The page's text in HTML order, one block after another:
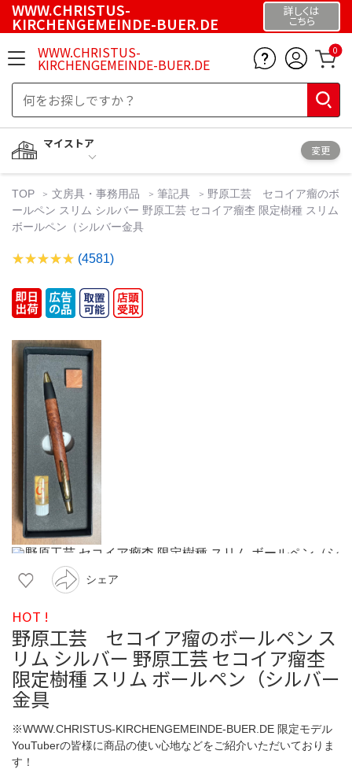
WWW.CHRISTUS-
KIRCHENGEMEINDE-BUER.DE
詳しくは
こちら
WWW.CHRISTUS-
KIRCHENGEMEINDE-BUER.DE
0
マイストア
変更
TOP 文房具・事務用品 筆記具
野原工芸 セコイア瘤のボ
ールペン スリム シルバー 野原工芸 セコイア瘤杢 限定樹種 スリム
ボールペン（シルバー金具
(4581)
シェア
HOT !
野原工芸 セコイア瘤のボールペン ス
リム シルバー 野原工芸 セコイア瘤杢
限定樹種 スリム ボールペン（シルバー
金具
※WWW.CHRISTUS-KIRCHENGEMEINDE-BUER.DE 限定モデル
YouTuberの皆様に商品の使い心地などをご紹介いただいておりま
す！